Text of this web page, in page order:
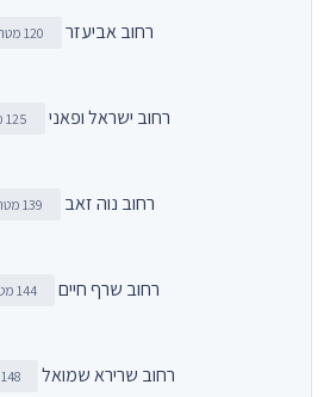
רחוב אביעזר 120 מטר
רחוב ישראל ופאני 125 מטר
רחוב נוה זאב 139 מטר
רחוב שרף חיים 144 מטר
רחוב שרירא שמואל 148 מטר